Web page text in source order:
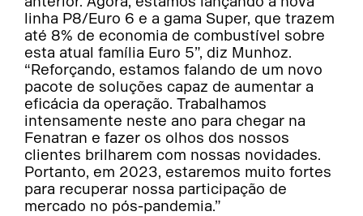
linha P8/Euro 6 e a gama Super, que trazem
até 8% de economia de combustível sobre
esta atual família Euro 5”, diz Munhoz.
“Reforçando, estamos falando de um novo
pacote de soluções capaz de aumentar a
eficácia da operação. Trabalhamos
intensamente neste ano para chegar na
Fenatran e fazer os olhos dos nossos
clientes brilharem com nossas novidades.
Portanto, em 2023, estaremos muito fortes
para recuperar nossa participação de
mercado no pós-pandemia.”